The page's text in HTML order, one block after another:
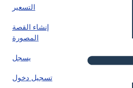
التسعير
إنشاء القصة
المصورة
يسجل
تسجيل دخول